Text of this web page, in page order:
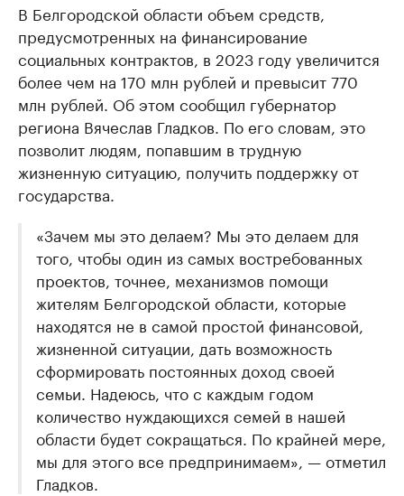
В Белгородской области объем средств,
предусмотренных на финансирование
социальных контрактов, в 2023 году увеличится
более чем на 170 млн рублей и превысит 770
млн рублей. Об этом сообщил губернатор
региона Вячеслав Гладков. По его словам, это
позволит людям, попавшим в трудную
жизненную ситуацию, получить поддержку от
государства.
«Зачем мы это делаем? Мы это делаем для
того, чтобы один из самых востребованных
проектов, точнее, механизмов помощи
жителям Белгородской области, которые
находятся не в самой простой финансовой,
жизненной ситуации, дать возможность
сформировать постоянных доход своей
семьи. Надеюсь, что с каждым годом
количество нуждающихся семей в нашей
области будет сокращаться. По крайней мере,
мы для этого все предпринимаем», — отметил
Гладков.